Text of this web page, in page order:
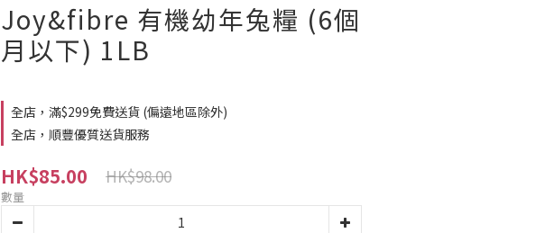
Joy&fibre 有機幼年兔糧 (6個
月以下) 1LB
全店，滿$299免費送貨 (偏遠地區除外)
全店，順豐優質送貨服務
HK$85.00 HK$98.00
數量